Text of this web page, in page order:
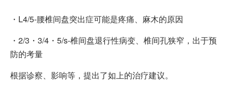
・L4/5-腰椎间盘突出症可能是疼痛、麻木的原因
・2/3・3/4・5/s-椎间盘退行性病变、椎间孔狭窄，出于预
防的考量
根据诊察、影响等，提出了如上的治疗建议。